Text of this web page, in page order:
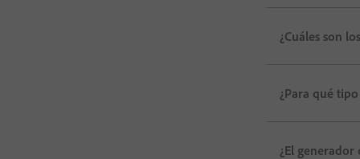
¿Cuáles son
¿Para qué
¿El generador